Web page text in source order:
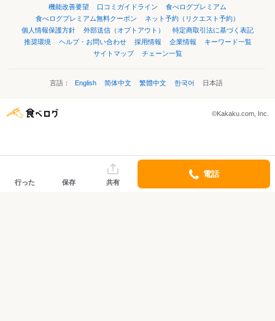
機能改善要望
口コミガイドライン
食べログプレミアム
食べログプレミアム無料クーポン
ネット予約（リクエスト予約）
個人情報保護方針
外部送信（オプトアウト）
特定商取引法に基づく表記
推奨環境
ヘルプ・お問い合わせ 採用情報 企業情報
キーワード一覧
サイトマップ
チェーン一覧
言語： English 简体中文 繁體中文 한국어 日本語
©Kakaku.com, Inc.
行った 保存 共有
電話